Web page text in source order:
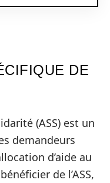
DE
(ASS) est un
demandeurs
d’aide au
de l’ASS,